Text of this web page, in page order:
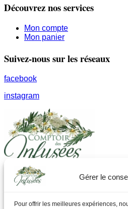
Gérer le
Pour offrir les meilleures expériences,
Découvrez nos services
Mon compte
Mon panier
Suivez-nous sur les réseaux
facebook
instagram
Laissez-vous guider pour
besoin